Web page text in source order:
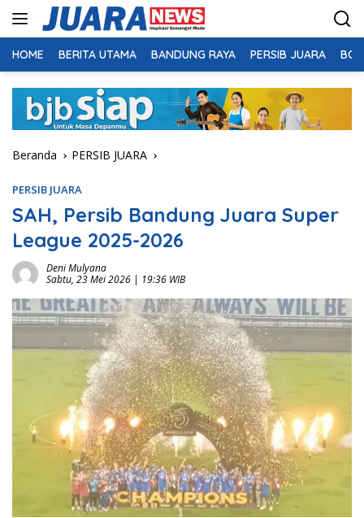
HOME BERITA UTAMA BANDUNG RAYA PERSIB JUARA
Beranda PERSIB JUARA
PERSIB JUARA
SAH, Persib Bandung Juara Super
League 2025-2026
Deni Mulyana
Sabtu, 23 Mei 2026 | 19:36 WIB